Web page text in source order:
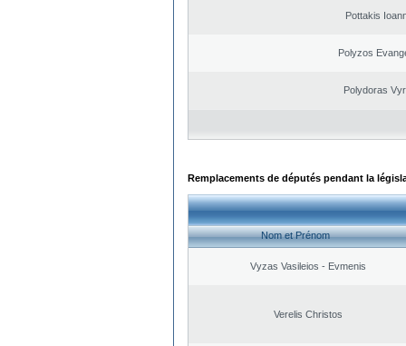
Pottakis
Polyzos
Polydoras
Remplacements de députés pendant la
Nom et Prénom
Vyzas Vasileios - Evmenis
Verelis Christos